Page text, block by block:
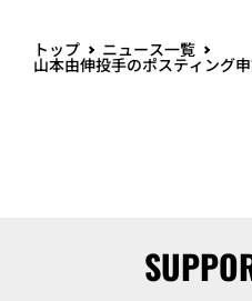
トップ ニュース一覧
山本由伸投手のポスティング